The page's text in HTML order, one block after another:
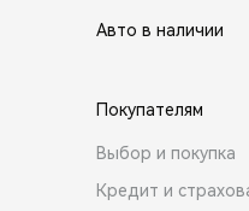
Авто в наличии
Покупателям
Выбор и покупка
Кредит и